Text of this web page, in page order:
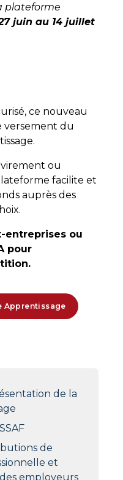
plateforme
juin au 14 juillet
ce nouveau
versement du
ou
facilite et
auprès des
entreprises ou
pour
Apprentissage
de la
de
et
employeurs